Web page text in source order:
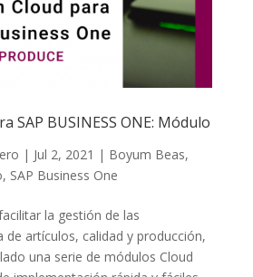
SAP BUSINESS ONE: Módulo
| Jul 2, 2021 | Boyum Beas,
, SAP Business One
la gestión de las
de artículos, calidad y producción,
una serie de módulos Cloud